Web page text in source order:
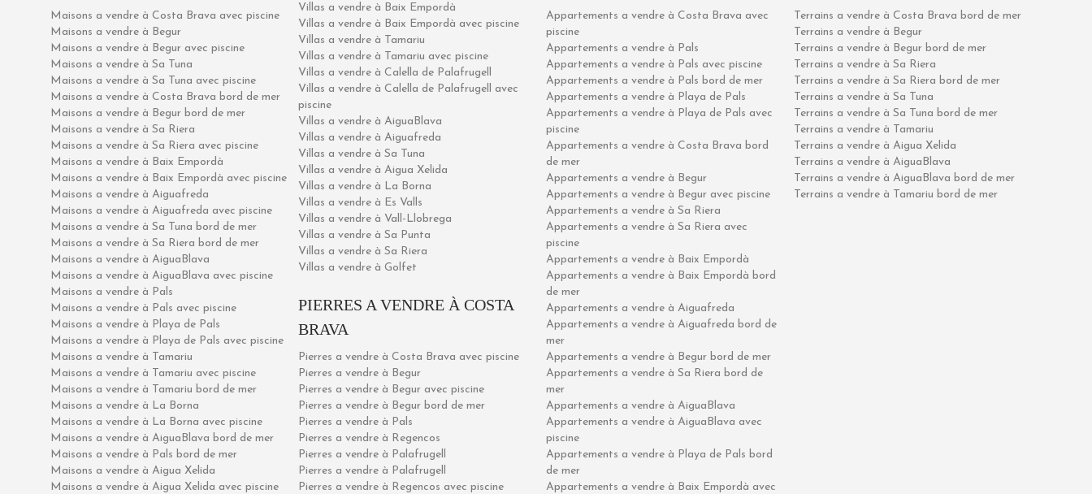
Maisons a vendre à Costa Brava avec piscine
Maisons a vendre à Begur
Maisons a vendre à Begur avec piscine
Maisons a vendre à Sa Tuna
Maisons a vendre à Sa Tuna avec piscine
Maisons a vendre à Costa Brava bord de mer
Maisons a vendre à Begur bord de mer
Maisons a vendre à Sa Riera
Maisons a vendre à Sa Riera avec piscine
Maisons a vendre à Baix Empordà
Maisons a vendre à Baix Empordà avec piscine
Maisons a vendre à Aiguafreda
Maisons a vendre à Aiguafreda avec piscine
Maisons a vendre à Sa Tuna bord de mer
Maisons a vendre à Sa Riera bord de mer
Maisons a vendre à AiguaBlava
Maisons a vendre à AiguaBlava avec piscine
Maisons a vendre à Pals
Maisons a vendre à Pals avec piscine
Maisons a vendre à Playa de Pals
Maisons a vendre à Playa de Pals avec piscine
Maisons a vendre à Tamariu
Maisons a vendre à Tamariu avec piscine
Maisons a vendre à Tamariu bord de mer
Maisons a vendre à La Borna
Maisons a vendre à La Borna avec piscine
Maisons a vendre à AiguaBlava bord de mer
Maisons a vendre à Pals bord de mer
Maisons a vendre à Aigua Xelida
Maisons a vendre à Aigua Xelida avec piscine
Villas a vendre à Baix Empordà
Villas a vendre à Baix Empordà avec piscine
Villas a vendre à Tamariu
Villas a vendre à Tamariu avec piscine
Villas a vendre à Calella de Palafrugell
Villas a vendre à Calella de Palafrugell avec
piscine
Villas a vendre à AiguaBlava
Villas a vendre à Aiguafreda
Villas a vendre à Sa Tuna
Villas a vendre à Aigua Xelida
Villas a vendre à La Borna
Villas a vendre à Es Valls
Villas a vendre à Vall-Llobrega
Villas a vendre à Sa Punta
Villas a vendre à Sa Riera
Villas a vendre à Golfet
PIERRES A VENDRE À COSTA
BRAVA
Pierres a vendre à Costa Brava avec piscine
Pierres a vendre à Begur
Pierres a vendre à Begur avec piscine
Pierres a vendre à Begur bord de mer
Pierres a vendre à Pals
Pierres a vendre à Regencos
Pierres a vendre à Palafrugell
Pierres a vendre à Palafrugell
Pierres a vendre à Regencos avec piscine
Appartements a vendre à Costa Brava avec
piscine
Appartements a vendre à Pals
Appartements a vendre à Pals avec piscine
Appartements a vendre à Pals bord de mer
Appartements a vendre à Playa de Pals
Appartements a vendre à Playa de Pals avec
piscine
Appartements a vendre à Costa Brava bord
de mer
Appartements a vendre à Begur
Appartements a vendre à Begur avec piscine
Appartements a vendre à Sa Riera
Appartements a vendre à Sa Riera avec
piscine
Appartements a vendre à Baix Empordà
Appartements a vendre à Baix Empordà bord
de mer
Appartements a vendre à Aiguafreda
Appartements a vendre à Aiguafreda bord de
mer
Appartements a vendre à Begur bord de mer
Appartements a vendre à Sa Riera bord de
mer
Appartements a vendre à AiguaBlava
Appartements a vendre à AiguaBlava avec
piscine
Appartements a vendre à Playa de Pals bord
de mer
Appartements a vendre à Baix Empordà avec
Terrains a vendre à Costa Brava bord de mer
Terrains a vendre à Begur
Terrains a vendre à Begur bord de mer
Terrains a vendre à Sa Riera
Terrains a vendre à Sa Riera bord de mer
Terrains a vendre à Sa Tuna
Terrains a vendre à Sa Tuna bord de mer
Terrains a vendre à Tamariu
Terrains a vendre à Aigua Xelida
Terrains a vendre à AiguaBlava
Terrains a vendre à AiguaBlava bord de mer
Terrains a vendre à Tamariu bord de mer